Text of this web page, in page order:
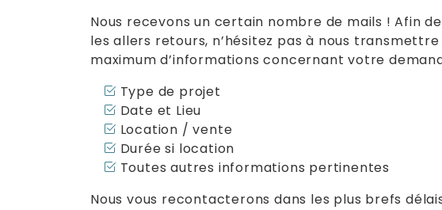
Nous recevons un certain nombre de mails ! Afin
les allers retours, n’hésitez pas à nous transmettre
maximum d’informations concernant votre
Type de projet
Date et Lieu
Location / vente
Durée si location
Toutes autres informations pertinentes
Nous vous recontacterons dans les plus brefs